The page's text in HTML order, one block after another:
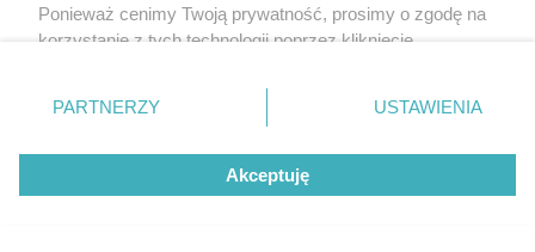
MIASTO LATEM
można śmigać na łyżwach
Ponieważ cenimy Twoją prywatność, prosimy o zgodę na
korzystanie z tych technologii poprzez kliknięcie
zmienić/wycofać klikając przycisk ustawień prywatności
znajdujący się w lewym dolnym rogu strony
rodzaje przetwarzania danych nie wymagają zgody
użytkownika, ale masz prawo sprzeciwić się takiemu
przetwarzaniu. Preferencje będą miały zastosowanie tylko
PARTNERZY USTAWIENIA
Akceptuję